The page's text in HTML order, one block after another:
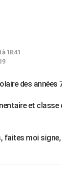
18:41
des années
et classe
faites moi